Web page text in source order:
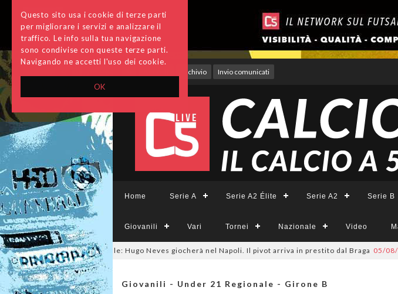
OK
Questo sito usa i cookie di terze parti
per migliorare i servizi e analizzare il
traffico. Le info sulla tua navigazione
sono condivise con queste terze parti.
Navigando ne accetti l'uso dei cookie.
Archivio Invio comunicati
Home Serie A Serie A2 Élite Serie A2 Serie B
Giovanili Vari Tornei Nazionale Video
ora è ufficiale: Hugo Neves giocherà nel Napoli. Il pivot arriva in prestito dal Braga 05/08/2026
Giovanili - Under 21 Regionale - Girone B